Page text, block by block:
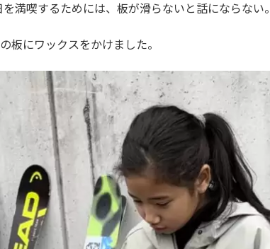
満喫するためには、板が滑らないと話にならない。
板にワックスをかけました。